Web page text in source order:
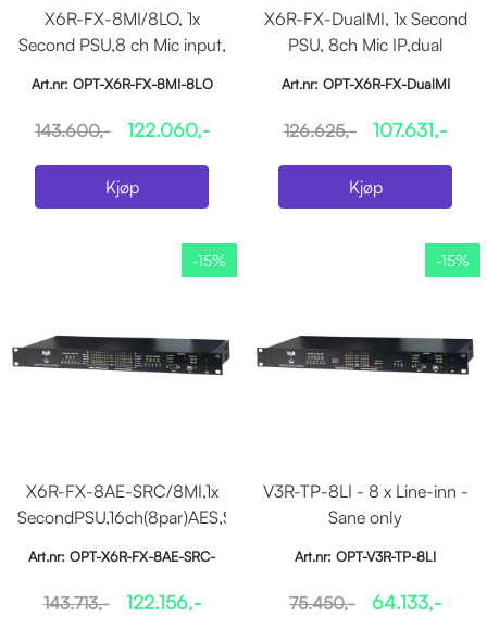
X6R-FX-8MI/8LO, 1x
Second PSU,8 ch Mic input,
Art.nr: OPT-X6R-FX-8MI-8LO
143.600,- 122.060,-
Kjøp
X6R-FX-DualMI, 1x Second
PSU, 8ch Mic IP,dual
Art.nr: OPT-X6R-FX-DualMI
126.625,- 107.631,-
Kjøp
-15%
X6R-FX-8AE-SRC/8MI,1x
SecondPSU,16ch(8par)AES,SRC,8ch
Art.nr: OPT-X6R-FX-8AE-SRC-
143.713,- 122.156,-
-15%
V3R-TP-8LI - 8 x Line-inn -
Sane only
Art.nr: OPT-V3R-TP-8LI
75.450,- 64.133,-